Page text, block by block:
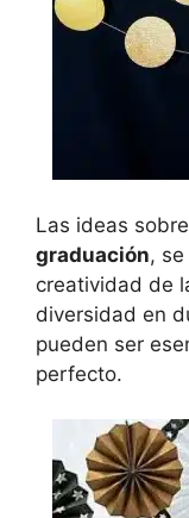
Las ideas sobre
graduación,
creatividad de
diversidad en
pueden ser
perfecto.